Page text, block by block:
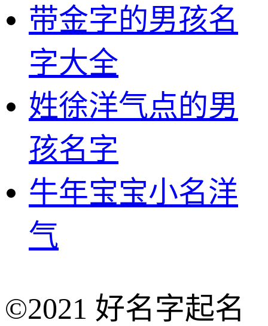
带金字的男孩名
字大全
姓徐洋气点的男
孩名字
牛年宝宝小名洋
气
©2021 好名字起名